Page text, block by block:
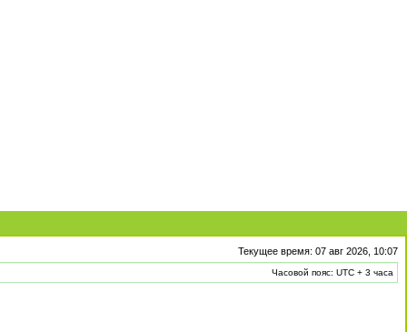
Текущее время: 07 авг 2026, 10:07
Часовой пояс: UTC + 3 часа